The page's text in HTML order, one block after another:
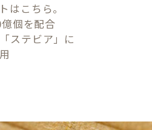
はこちら。
個を配合
ステビア」に